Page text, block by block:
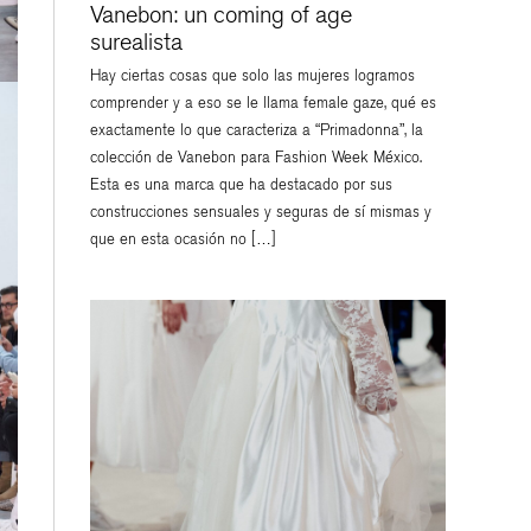
Vanebon: un coming of age
surealista
Hay ciertas cosas que solo las mujeres logramos
comprender y a eso se le llama female gaze, qué es
exactamente lo que caracteriza a “Primadonna”, la
colección de Vanebon para Fashion Week México.
Esta es una marca que ha destacado por sus
construcciones sensuales y seguras de sí mismas y
que en esta ocasión no […]